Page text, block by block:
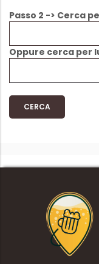
Passo 2 -> Cerca
Oppure cerca per
CERCA